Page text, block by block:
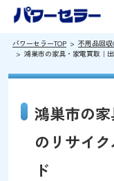
パワーセラーTOP 不用品回収
鴻巣市の家具・家電買取｜
鴻巣市の
のリサイ
ド